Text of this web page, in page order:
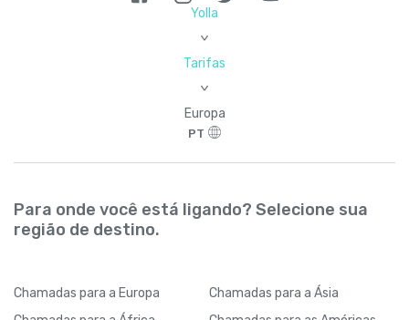
Yolla
>
Tarifas
>
Europa
PT
Para onde você está ligando? Selecione sua
região de destino.
Chamadas para a Europa Chamadas para a Ásia